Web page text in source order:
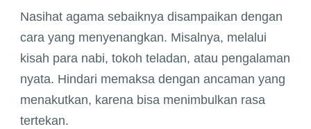
Nasihat agama sebaiknya disampaikan dengan
cara yang menyenangkan. Misalnya, melalui
kisah para nabi, tokoh teladan, atau pengalaman
nyata. Hindari memaksa dengan ancaman yang
menakutkan, karena bisa menimbulkan rasa
tertekan.